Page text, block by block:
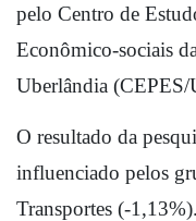
pelo Centro de
Econômico-sociais
Uberlândia
O resultado da
influenciado pelos
Transportes (-